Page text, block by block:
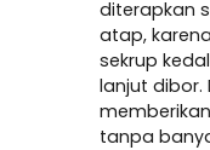
diterapkan
atap,
sekrup
lanjut dibor.
tanpa